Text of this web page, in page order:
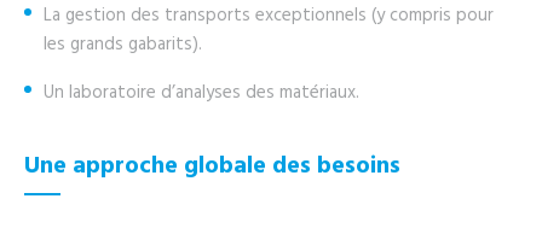
La gestion des transports exceptionnels (y compris pour
les grands gabarits).
Un laboratoire d’analyses des matériaux.
Une approche globale des besoins